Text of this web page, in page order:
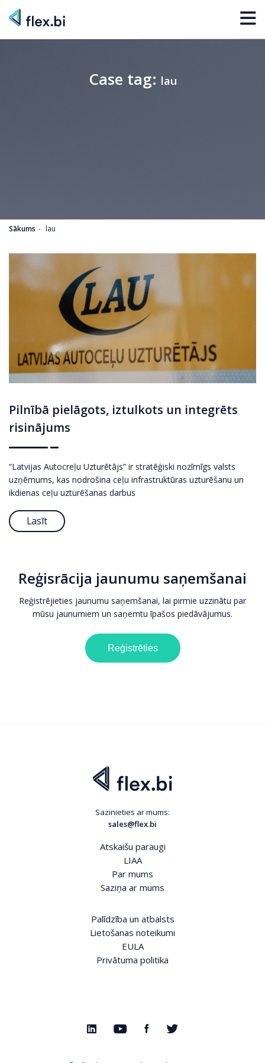
Case tag: lau
Sākums lau
Pilnībā pielāgots, iztulkots un integrēts
risinājums
“Latvijas Autocreļu Uzturētājs” ir stratēģiski nozīmīgs valsts
uzņēmums, kas nodrošina ceļu infrastruktūras uzturēšanu un
ikdienas ceļu uzturēšanas darbus
Lasīt
Reģisrācija jaunumu saņemšanai
Reģistrējieties jaunumu saņemšanai, lai pirmie uzzinātu par
mūsu jaunumiem un saņemtu īpašos piedāvājumus.
Reģistrēties
Sazinieties ar mums:
sales@flex.bi
Atskaišu paraugi
LIAA
Par mums
Saziņa ar mums
Palīdzība un atbalsts
Lietošanas noteikumi
EULA
Privātuma politika